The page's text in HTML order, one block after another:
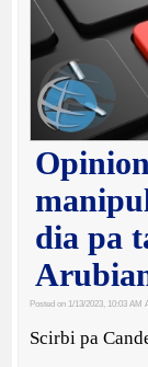
dia pa
Posted on 1/13/2023, 10:03 AM
Scirbi pa